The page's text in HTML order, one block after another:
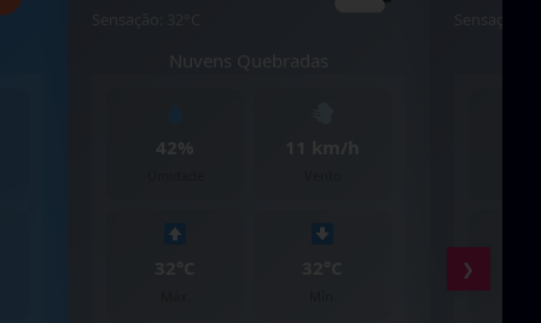
Céu Limpo
33°C
Máx.
❯